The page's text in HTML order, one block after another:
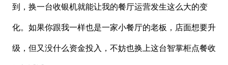
到，换一台收银机就能让我的餐厅运营发生这么大的变
化。如果你跟我一样也是一家小餐厅的老板，店面想要升
级，但又没什么资金投入，不妨也换上这台智掌柜点餐收